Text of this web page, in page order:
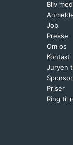
Bliv
Job
Presse
Om os
Kontakt
Juryen
Priser
Ring til